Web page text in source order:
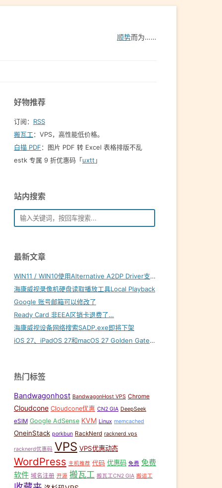
顺势而为……
好物推荐
订阅： RSS
搬瓦工：VPS，高性能低价格。️
白描 PDF：图片 PDF 转 Excel 表格排版不乱
estk 专属 9 折优惠码「uxtt 」
站内搜索
最新文章
WIN11 / WIN10使用Alternative A2DP Driver支持LDAC
海康威视录像机硬盘读取播放工具Local Playback
Google 账号邮箱可以修改了
Ready Card 非EEA区销卡退费了…
海康威视设备网络搜索SADP.exe即将下架
iOS 27、iPadOS 27和macOS 27 Golden Gate内置壁纸下载
热门标签
Bandwagonhost BandwagonHost VPS Chrome
Cloudcone Cloudcone优惠 CN2 GIA DeepSeek
eSIM Google AdSense KVM Linux memcached
OneinStack porkbun RackNerd racknerd vps
racknerd优惠码 VPS VPS优惠动态
WordPress 主机推荐 代码 优惠码 免费 免费
软件 域名注册 开源 搬瓦工 搬瓦工CN2 GIA 搬运工